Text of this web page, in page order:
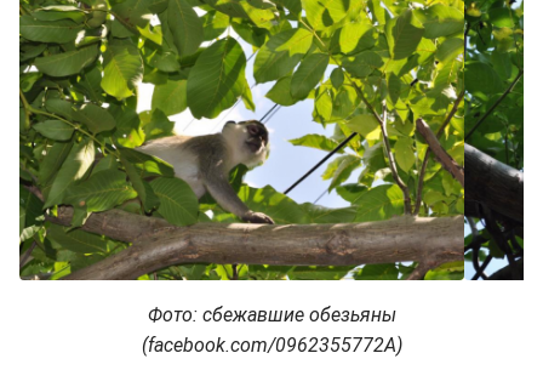
Фото: сбежавшие обезьяны
(facebook.com/0962355772A)